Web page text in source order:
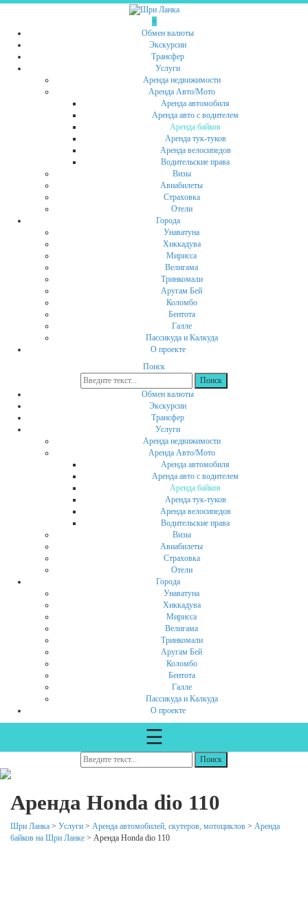
Skip
×
Обмен валюты
Экскурсии
Трансфер
Услуги
Аренда недвижимости
Аренда Авто/Мото
Аренда автомобиля
Аренда авто с водителем
Аренда байков
Аренда тук-туков
Аренда велосипедов
Водительские права
Визы
Авиабилеты
Страховка
Отели
Города
Унаватуна
Хиккадува
Мирисса
Велигама
Тринкомали
Аругам Бей
Коломбо
Бентота
Галле
Пассикуда и Калкуда
О проекте
Поиск
Обмен валюты
Экскурсии
Трансфер
Услуги
Аренда недвижимости
Аренда Авто/Мото
Аренда автомобиля
Аренда авто с водителем
Аренда байков
Аренда тук-туков
Аренда велосипедов
Водительские права
Визы
Авиабилеты
Страховка
Отели
Города
Унаватуна
Хиккадува
Мирисса
Велигама
Тринкомали
Аругам Бей
Коломбо
Бентота
Галле
Пассикуда и Калкуда
О проекте
☰
Аренда Honda dio 110
Шри Ланка > Услуги > Аренда автомобилей, скутеров, мотоциклов > Аренда
байков на Шри Ланке > Аренда Honda dio 110